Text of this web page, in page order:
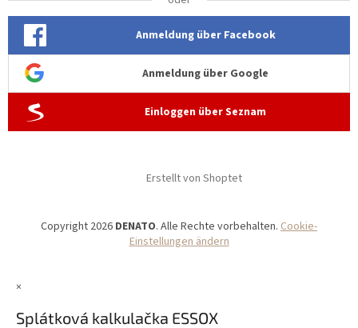
Anmeldung über Facebook
Anmeldung über Google
Einloggen über Seznam
Erstellt von Shoptet
Copyright 2026 DENATO. Alle Rechte vorbehalten. Cookie-
Einstellungen ändern
×
Splátková kalkulačka ESSOX